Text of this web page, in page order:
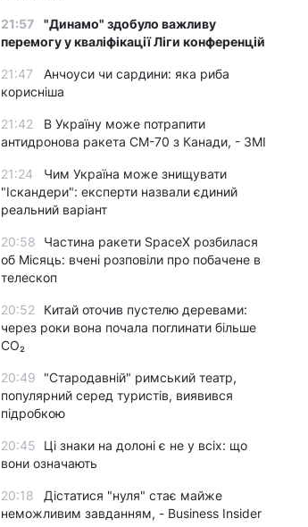
21:57
"Динамо" здобуло важливу
перемогу у кваліфікації Ліги конференцій
21:47
Анчоуси чи сардини: яка риба
корисніша
21:42
В Україну може потрапити
антидронова ракета CM-70 з Канади, - ЗМІ
21:24
Чим Україна може знищувати
"Іскандери": експерти назвали єдиний
реальний варіант
20:58
Частина ракети SpaceX розбилася
об Місяць: вчені розповіли про побачене в
телескоп
20:52
Китай оточив пустелю деревами:
через роки вона почала поглинати більше
CO₂
20:49
"Стародавній" римський театр,
популярний серед туристів, виявився
підробкою
20:45
Ці знаки на долоні є не у всіх: що
вони означають
20:18
Дістатися "нуля" стає майже
неможливим завданням, - Business Insider